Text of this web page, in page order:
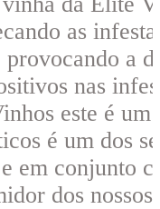
as
a
nas
este é
é um dos
em conjunto
dos